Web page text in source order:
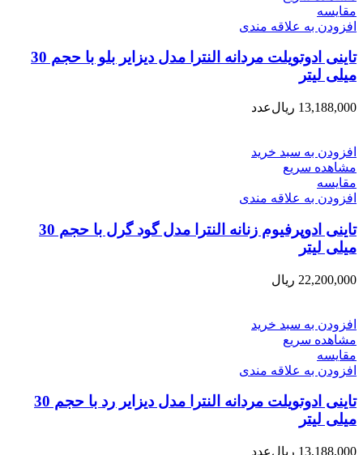
مقایسه
افزودن به علاقه مندی
تاینی ادوتویلت مردانه النترا مدل دیزایر بلو با حجم 30
میلی لیتر
13,188,000 ریالعدد
افزودن به سبد خرید
مشاهده سریع
مقایسه
افزودن به علاقه مندی
تاینی ادوپرفیوم زنانه النترا مدل گود گرل با حجم 30
میلی لیتر
22,200,000 ریال
افزودن به سبد خرید
مشاهده سریع
مقایسه
افزودن به علاقه مندی
تاینی ادوتویلت مردانه النترا مدل دیزایر رد با حجم 30
میلی لیتر
13,188,000 ریالعدد